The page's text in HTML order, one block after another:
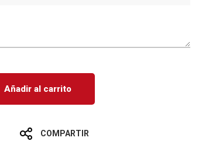
Añadir al carrito
COMPARTIR